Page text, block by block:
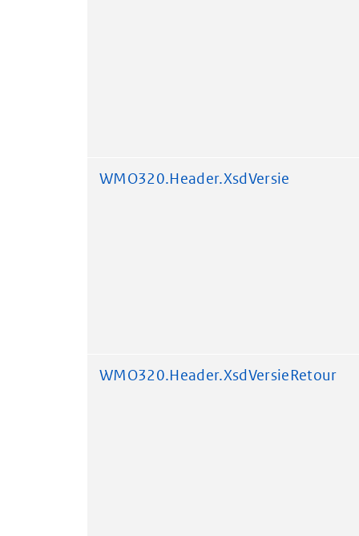
WMO320.Header.XsdVersie
WMO320.Header.XsdVersieRetour